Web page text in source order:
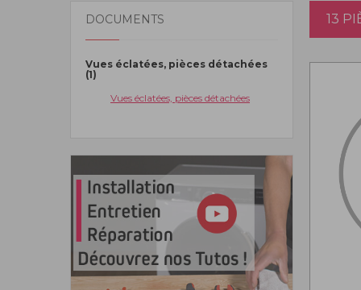
DOCUMENTS
Vues éclatées, pièces détachées
(1)
Vues éclatées, pièces détachées
13